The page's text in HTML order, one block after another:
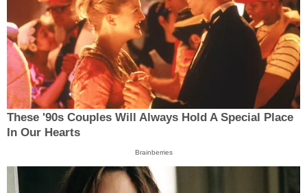
These '90s Couples Will Always Hold A Special Place
In Our Hearts
Brainberries